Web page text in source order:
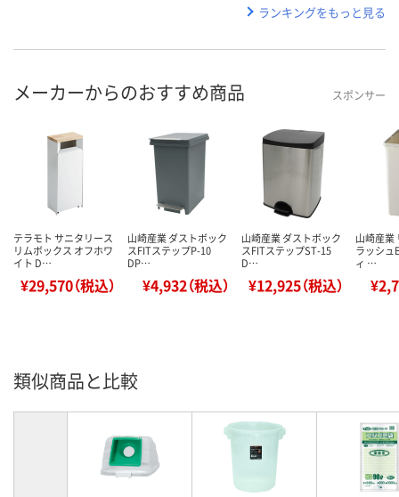
ランキングをもっと見る
メーカーからのおすすめ商品 スポンサー
テラモト サニタリース
リムボックス オフホワ
イト D…
¥29,570（税込）
山崎産業 ダストボック
スFITステップP-10
DP…
¥4,932（税込）
山崎産業 ダストボック
スFITステップST-15
D…
¥12,925（税込）
山崎産業
ラッシュ
ィ …
類似商品と比較